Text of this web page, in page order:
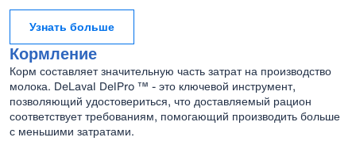
Узнать больше
Кормление
Корм составляет значительную часть затрат на производство
молока. DeLaval DelPro ™ - это ключевой инструмент,
позволяющий удостовериться, что доставляемый рацион
соответствует требованиям, помогающий производить больше
с меньшими затратами.